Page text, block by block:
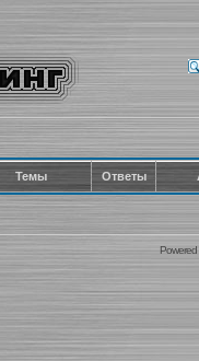
Темы Ответы